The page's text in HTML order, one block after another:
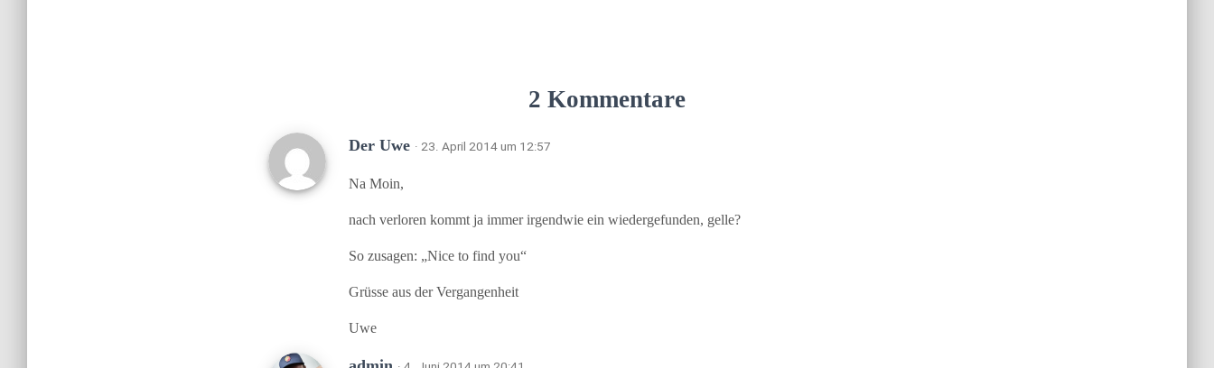
2 Kommentare
Der Uwe · 23. April 2014 um 12:57
Na Moin,
nach verloren kommt ja immer irgendwie ein wiedergefunden, gelle?
So zusagen: „Nice to find you“
Grüsse aus der Vergangenheit
Uwe